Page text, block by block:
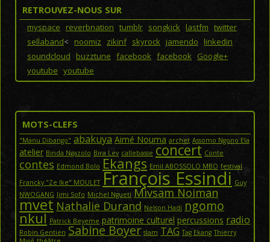
RETROUVEZ-NOUS SUR
myspace reverbnation tumblr songkick lastfm twitter
sellaband< noomiz zikinf skyrock jamendo linkedin
soundcloud
buzztune facebook facebook Google+
youtube youtube
MOTS-CLEFS
"Manu Dibango" abakuya Aimé Nouma archet Assomo Ngono Ela
atelier Binda Ngazolo Bira Lev callebasse concert Conte
contes Edmond Bolo Ekangs Emil ABOSSOLO MBO festival
Francky "Ze Ike" MOULET François Essindi Guy
NWOGANG Jimi Sofo Michel Ngueti Mivsam Noiman
mvet Nathalie Durand Nelson Hadi ngomo
nkul Patrick Beyeme patrimoine culturel percussions radio
Robin Gentien Sabine Boyer slam TAG Tag Ekang Thierry